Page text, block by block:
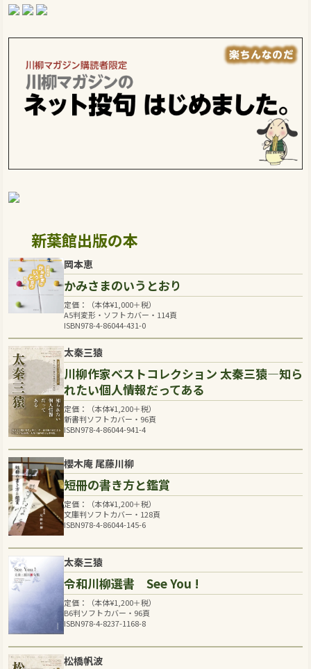
新葉館出版の本
岡本恵
かみさまのいうとおり
定価：（本体¥1,000＋税）
A5判変形・ソフトカバー・114頁
ISBN978-4-86044-431-0
太秦三猿
川柳作家ベストコレクション 太秦三猿―知ら
れたい個人情報だってある
定価：（本体¥1,200＋税）
新書判ソフトカバー・96頁
ISBN978-4-86044-941-4
櫻木庵 尾藤川柳
短冊の書き方と鑑賞
定価：（本体¥1,200＋税）
文庫判ソフトカバー・128頁
ISBN978-4-86044-145-6
太秦三猿
令和川柳選書 See You !
定価：（本体¥1,200＋税）
B6判ソフトカバー・96頁
ISBN978-4-8237-1168-8
松橋帆波